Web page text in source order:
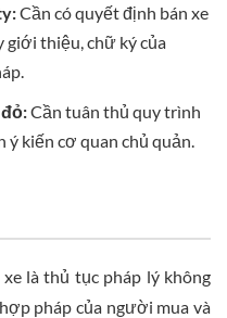
Cần có quyết định bán xe
giới thiệu, chữ ký của
Cần tuân thủ quy trình
kiến cơ quan chủ quản.
là thủ tục pháp lý không
pháp của người mua và